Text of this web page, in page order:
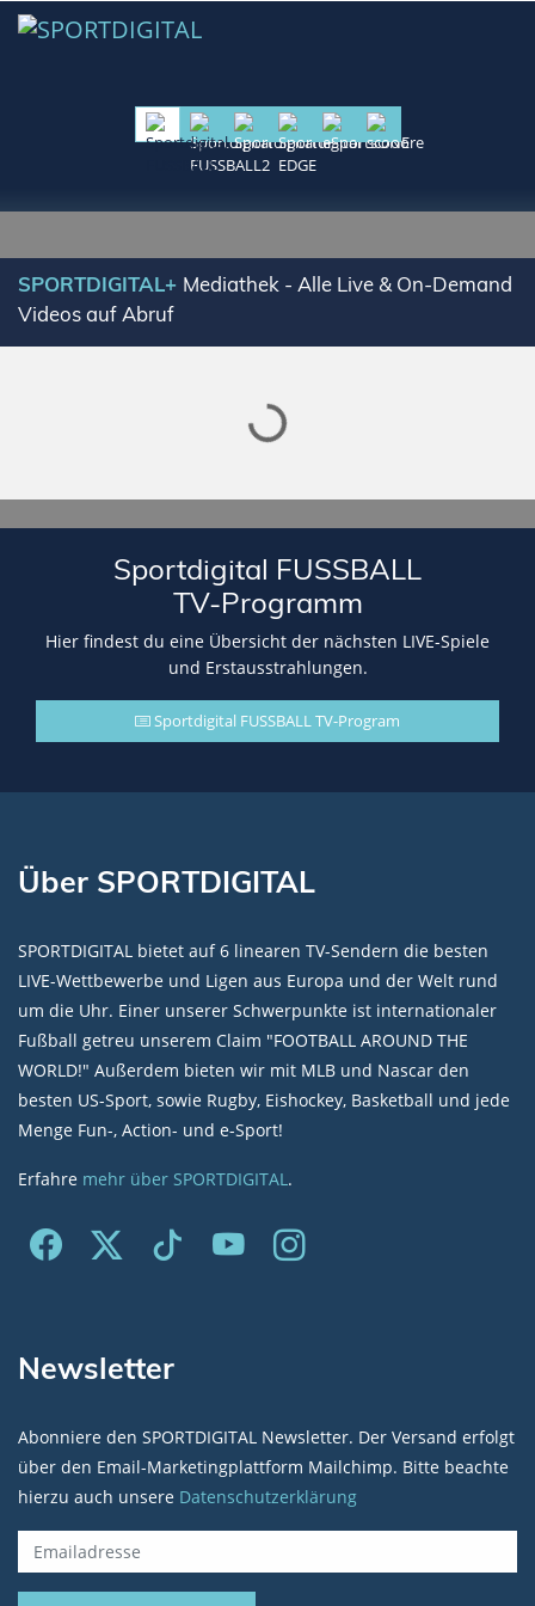
SPORTDIGITAL+ Mediathek - Alle Live & On-Demand
Videos auf Abruf
Lade SPORTDIGITAL+ Mediathek
Sportdigital FUSSBALL
TV-Programm
Hier findest du eine Übersicht der nächsten LIVE-Spiele
und Erstausstrahlungen.
Sportdigital FUSSBALL TV-Program
Über SPORTDIGITAL
SPORTDIGITAL bietet auf 6 linearen TV-Sendern die besten
LIVE-Wettbewerbe und Ligen aus Europa und der Welt rund
um die Uhr. Einer unserer Schwerpunkte ist internationaler
Fußball getreu unserem Claim "FOOTBALL AROUND THE
WORLD!" Außerdem bieten wir mit MLB und Nascar den
besten US-Sport, sowie Rugby, Eishockey, Basketball und jede
Menge Fun-, Action- und e-Sport!
Erfahre mehr über SPORTDIGITAL.
Newsletter
Abonniere den SPORTDIGITAL Newsletter. Der Versand erfolgt
über den Email-Marketingplattform Mailchimp. Bitte beachte
hierzu auch unsere Datenschutzerklärung